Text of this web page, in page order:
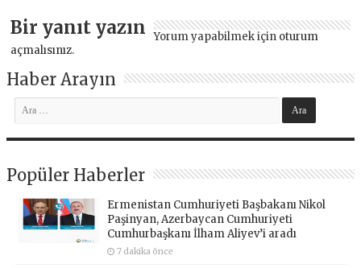
Bir yanıt yazın Yorum yapabilmek için oturum
açmalısınız.
Haber Arayın
Popüler Haberler
Ermenistan Cumhuriyeti Başbakanı Nikol
Paşinyan, Azerbaycan Cumhuriyeti
Cumhurbaşkanı İlham Aliyev’i aradı
7 dakika önce